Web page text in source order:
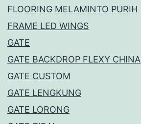
FLOORING MELAMINTO PURIH
FRAME LED WINGS
GATE
GATE BACKDROP FLEXY CHINA
GATE CUSTOM
GATE LENGKUNG
GATE LORONG